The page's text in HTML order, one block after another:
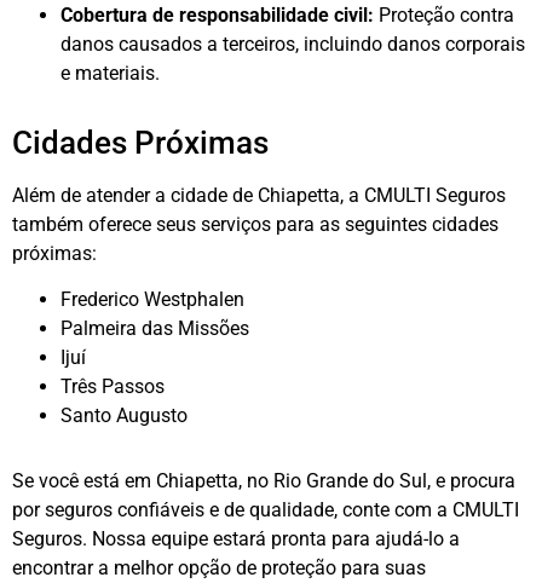
Cobertura de responsabilidade civil: Proteção contra
danos causados a terceiros, incluindo danos corporais
e materiais.
Cidades Próximas
Além de atender a cidade de Chiapetta, a CMULTI Seguros
também oferece seus serviços para as seguintes cidades
próximas:
Frederico Westphalen
Palmeira das Missões
Ijuí
Três Passos
Santo Augusto
Se você está em Chiapetta, no Rio Grande do Sul, e procura
por seguros confiáveis e de qualidade, conte com a CMULTI
Seguros. Nossa equipe estará pronta para ajudá-lo a
encontrar a melhor opção de proteção para suas